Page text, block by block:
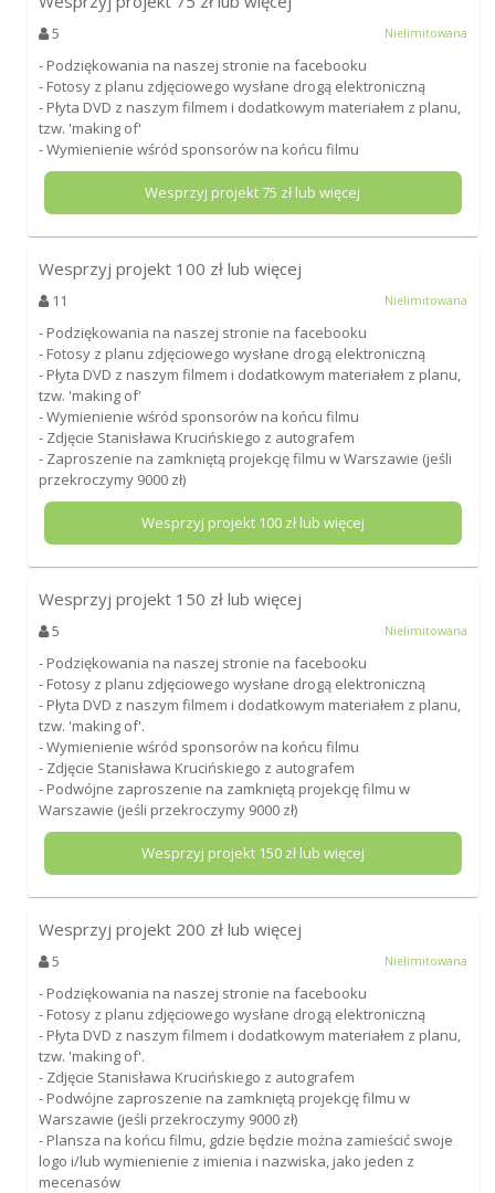
5 Nielimitowana
- Podziękowania na naszej stronie na facebooku
- Fotosy z planu zdjęciowego wysłane drogą elektroniczną
- Płyta DVD z naszym filmem i dodatkowym materiałem z planu,
tzw. 'making of'
- Wymienienie wśród sponsorów na końcu filmu
Wesprzyj projekt75 zł lub więcej
Wesprzyj projekt 100 zł lub więcej
11 Nielimitowana
- Podziękowania na naszej stronie na facebooku
- Fotosy z planu zdjęciowego wysłane drogą elektroniczną
- Płyta DVD z naszym filmem i dodatkowym materiałem z planu,
tzw. 'making of'
- Wymienienie wśród sponsorów na końcu filmu
- Zdjęcie Stanisława Krucińskiego z autografem
- Zaproszenie na zamkniętą projekcję filmu w Warszawie (jeśli
przekroczymy 9000 zł)
Wesprzyj projekt 100zł lub więcej
Wesprzyj projekt 150 zł lub więcej
5 Nielimitowana
- Podziękowania na naszej stronie na facebooku
- Fotosy z planu zdjęciowego wysłane drogą elektroniczną
- Płyta DVD z naszym filmem i dodatkowym materiałem z planu,
tzw. 'making of'.
- Wymienienie wśród sponsorów na końcu filmu
- Zdjęcie Stanisława Krucińskiego z autografem
- Podwójne zaproszenie na zamkniętą projekcję filmu w
Warszawie (jeśli przekroczymy 9000 zł)
Wesprzyj projekt 150zł lub więcej
Wesprzyj projekt 200 zł lub więcej
5 Nielimitowana
- Podziękowania na naszej stronie na facebooku
- Fotosy z planu zdjęciowego wysłane drogą elektroniczną
- Płyta DVD z naszym filmem i dodatkowym materiałem z planu,
tzw. 'making of'.
- Zdjęcie Stanisława Krucińskiego z autografem
- Podwójne zaproszenie na zamkniętą projekcję filmu w
Warszawie (jeśli przekroczymy 9000 zł)
- Plansza na końcu filmu, gdzie będzie można zamieścić swoje
logo i/lub wymienienie z imienia i nazwiska, jako jeden z
mecenasów